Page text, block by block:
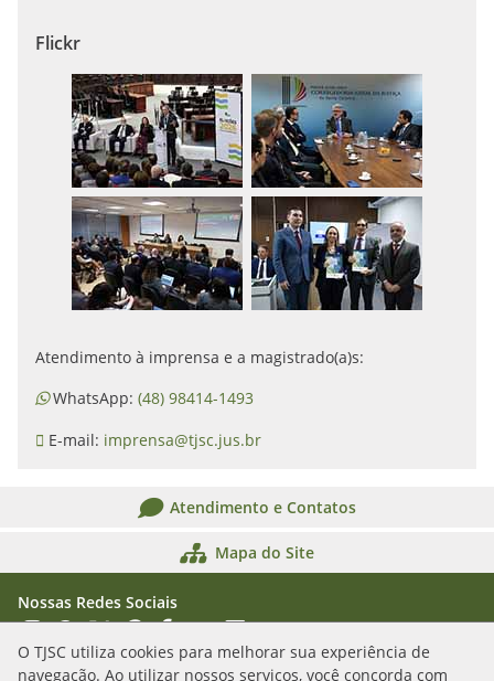
O TJSC utiliza cookies para melhorar sua experiência de
navegação. Ao utilizar nossos serviços, você concorda com
Flickr
Atendimento à imprensa e a magistrado(a)s:
WhatsApp: (48) 98414-1493
E-mail: imprensa@tjsc.jus.br
Atendimento e Contatos
Mapa do Site
Nossas Redes Sociais
Acessar Instagram
Acessar WhatsApp
Acessar XAcessar Threads
Acessar Facebook
Acessar YouTube
Acessar Flickr
Acessar SoundCloud